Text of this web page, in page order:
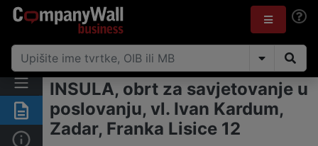
Sažetak
Osnovne informacije
INSULA, obrt za savjetovanje u
poslovanju, vl. Ivan Kardum,
Zadar, Franka Lisice 12